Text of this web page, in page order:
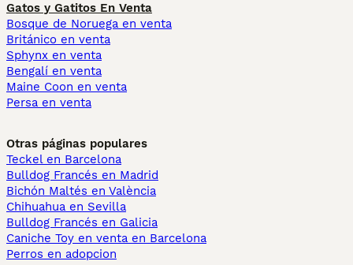
Gatos y Gatitos En Venta
Bosque de Noruega en venta
Británico en venta
Sphynx en venta
Bengalí en venta
Maine Coon en venta
Persa en venta
Otras páginas populares
Teckel en Barcelona
Bulldog Francés en Madrid
Bichón Maltés en València
Chihuahua en Sevilla
Bulldog Francés en Galicia
Caniche Toy en venta en Barcelona
Perros en adopcion